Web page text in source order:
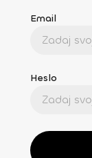
Email
Heslo